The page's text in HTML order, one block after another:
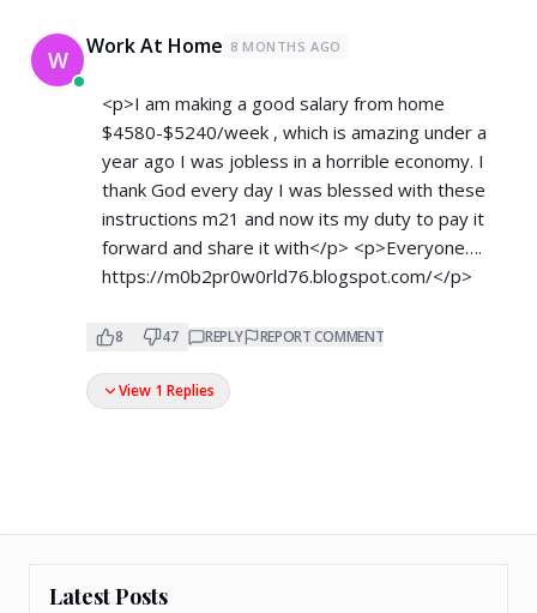
W Work At Home 8 MONTHS AGO
<p>I am making a good s­al­ary from home
$4580-$5240/week , which is amazing und­er a
year ago I was jobless in a horrible economy. I
thank God every day I was blessed with these
instructions m21 and now its my duty to pay it
forward and share it with</p> <p>Everyone….
https://m0b2pr0w0rld76.blogspot.com/</p>
8 47 REPLY REPORT COMMENT
View 1 Replies
Latest Posts